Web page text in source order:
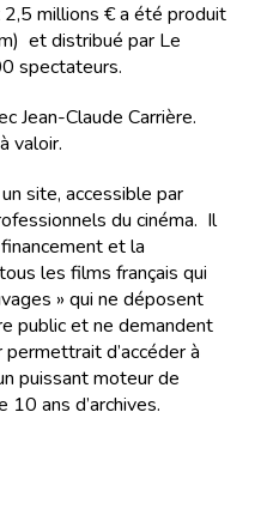
millions € a été produit
et distribué par Le
spectateurs.
Jean-Claude Carrière.
valoir.
site, accessible par
du cinéma. Il
et la
les films français qui
» qui ne déposent
public et ne demandent
d’accéder à
puissant moteur de
ans d’archives.